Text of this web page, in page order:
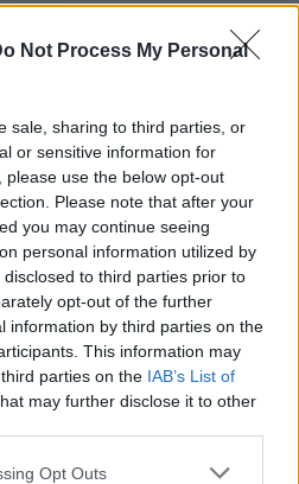
Not Process My Personal
sale, sharing to third parties, or
or sensitive information for
use the below opt-out
Please note that after your
you may continue seeing
personal information utilized by
to third parties prior to
opt-out of the further
information by third parties on the
This information may
parties on the IAB’s List of
may further disclose it to other
app uses one or more Google
Opt Outs
a friss hírekről a
Követem
#PAPP GERGELY